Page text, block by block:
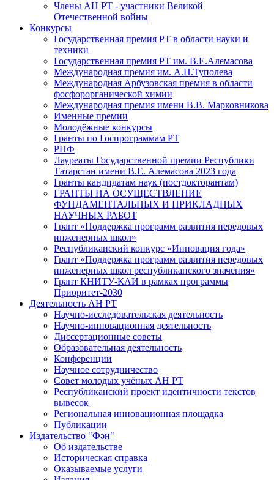
Члены АН РТ - участники Великой
Отечественной войны
Конкурсы
Государственная премия РТ в области науки и
техники
Государственная премия РТ им. В.Е.Алемасова
Международная премия им. А.Н.Туполева
Международная Арбузовская премия в области
фосфорорганической химии
Международная премия имени В.В. Марковникова
Именные премии
Молодёжные конкурсы
Гранты по Госпрограммам РТ
РНФ
Лауреаты Государственной премии Республики
Татарстан имени В.Е. Алемасова 2023 года
Гранты кандидатам наук (постдокторантам)
ГРАНТЫ НА ОСУЩЕСТВЛЕНИЕ
ФУНДАМЕНТАЛЬНЫХ И ПРИКЛАДНЫХ
НАУЧНЫХ РАБОТ
Грант «Поддержка программ развития передовых
инженерных школ»
Республиканский конкурс «Инновация года»
Грант «Поддержка программ развития передовых
инженерных школ республиканского значения»
Грант КНИТУ-КАИ в рамках программы
Приоритет-2030
Деятельность АН РТ
Научно-исследовательская деятельность
Научно-инновационная деятельность
Диссертационные советы
Образовательная деятельность
Конференции
Научное сотрудничество
Совет молодых учёных АН РТ
Республиканский проект идентичности текстов
вывесок
Региональная инновационная площадка
Публикации
Издательство "Фән"
Об издательстве
Историческая справка
Оказываемые услуги